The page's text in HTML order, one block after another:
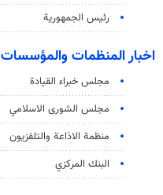
رئيس الجمهورية
اخبار المنظمات والمؤسسات
مجلس خبراء القيادة
مجلس الشورى الاسلامي
منظمة الاذاعة والتلفزیون
البنك المركزي